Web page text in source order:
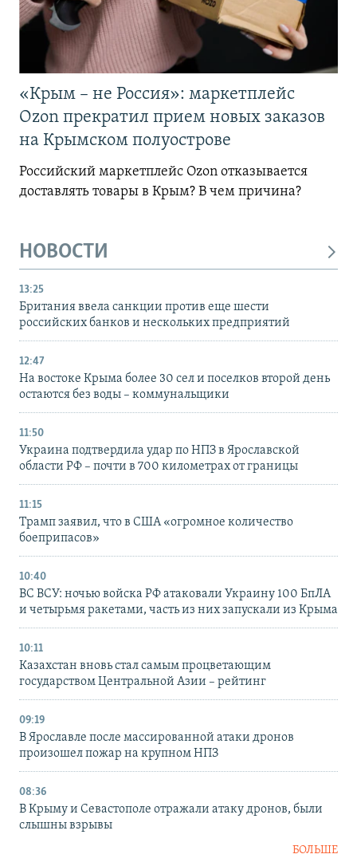
«Крым – не Россия»: маркетплейс
Ozon прекратил прием новых заказов
на Крымском полуострове
Российский маркетплейс Ozon отказывается
доставлять товары в Крым? В чем причина?
НОВОСТИ
13:25
Британия ввела санкции против еще шести
российских банков и нескольких предприятий
12:47
На востоке Крыма более 30 сел и поселков второй день
остаются без воды – коммунальщики
11:50
Украина подтвердила удар по НПЗ в Ярославской
области РФ – почти в 700 километрах от границы
11:15
Трамп заявил, что в США «огромное количество
боеприпасов»
10:40
ВС ВСУ: ночью войска РФ атаковали Украину 100 БпЛА
и четырьмя ракетами, часть из них запускали из Крыма
10:11
Казахстан вновь стал самым процветающим
государством Центральной Азии – рейтинг
09:19
В Ярославле после массированной атаки дронов
произошел пожар на крупном НПЗ
08:36
В Крыму и Севастополе отражали атаку дронов, были
слышны взрывы
БОЛЬШЕ